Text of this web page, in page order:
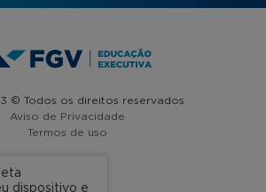
© Todos os direitos reservados
Aviso de Privacidade
Termos de uso
dispositivo e